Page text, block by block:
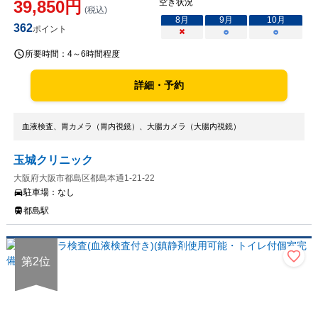
39,850円 (税込)
362ポイント
空き状況
8月 9月 10月
×
○ ○
所要時間： 4～6時間程度
詳細・予約
血液検査、胃カメラ（胃内視鏡）、大腸カメラ（大腸内視鏡）
玉城クリニック
大阪府大阪市都島区都島本通1-21-22
駐車場： なし
都島駅
第2位